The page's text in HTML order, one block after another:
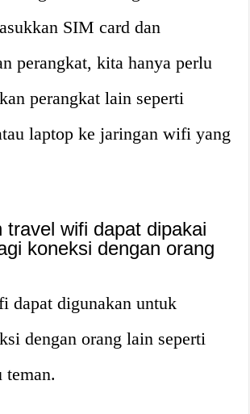
SIM card dan
perangkat, kita hanya perlu
perangkat lain seperti
laptop ke jaringan wifi yang
travel wifi dapat dipakai
koneksi dengan orang
dapat digunakan untuk
dengan orang lain seperti
teman.